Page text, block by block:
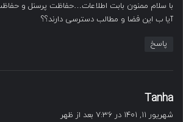
با سلام ممنون بابت اطلاعات…حفاظت پرسنل و
آیا ب این فضا و مطالب دسترسی دارند؟؟
پاسخ
Tanha
ف
شهریور ۱۱, ۱۴۰۱ در ۷:۳۶ بعد از ظهر